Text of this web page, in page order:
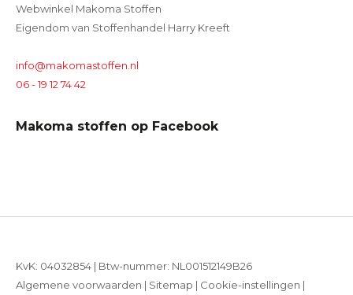
Webwinkel Makoma Stoffen
Eigendom van Stoffenhandel Harry Kreeft
info@makomastoffen.nl
06 - 19 12 74 42
Makoma stoffen op Facebook
KvK: 04032854 | Btw-nummer: NL001512149B26
Algemene voorwaarden | Sitemap | Cookie-instellingen |